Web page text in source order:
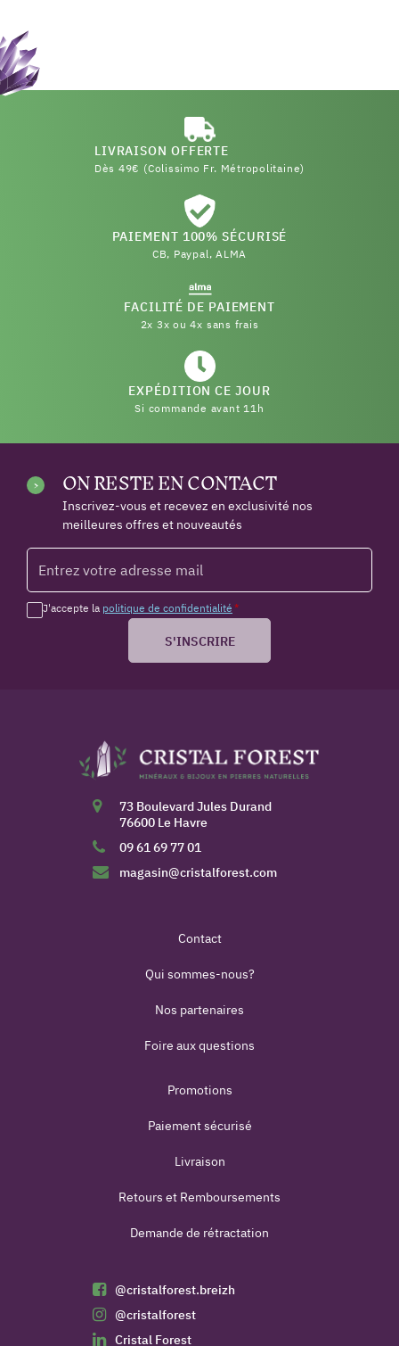
LIVRAISON OFFERTE
Dès 49€ (Colissimo Fr. Métropolitaine)
PAIEMENT 100% SÉCURISÉ
CB, Paypal, ALMA
FACILITÉ DE PAIEMENT
2x 3x ou 4x sans frais
EXPÉDITION CE JOUR
Si commande avant 11h
ON RESTE EN CONTACT
Inscrivez-vous et recevez en exclusivité nos
meilleures offres et nouveautés
J'accepte la politique de confidentialité *
S'INSCRIRE
73 Boulevard Jules Durand
76600 Le Havre
09 61 69 77 01
magasin@cristalforest.com
Contact
Qui sommes-nous?
Nos partenaires
Foire aux questions
Promotions
Paiement sécurisé
Livraison
Retours et Remboursements
Demande de rétractation
@cristalforest.breizh
@cristalforest
Cristal Forest